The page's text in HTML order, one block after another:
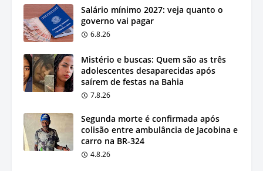
Salário mínimo 2027: veja quanto o
governo vai pagar
6.8.26
Mistério e buscas: Quem são as três
adolescentes desaparecidas após
saírem de festas na Bahia
7.8.26
Segunda morte é confirmada após
colisão entre ambulância de Jacobina e
carro na BR-324
4.8.26